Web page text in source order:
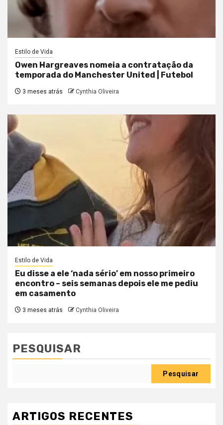
Estilo de Vida
Owen Hargreaves nomeia a contratação da
temporada do Manchester United | Futebol
3 meses atrás Cynthia Oliveira
Estilo de Vida
Eu disse a ele ‘nada sério’ em nosso primeiro
encontro – seis semanas depois ele me pediu
em casamento
3 meses atrás Cynthia Oliveira
PESQUISAR
Pesquisar
ARTIGOS RECENTES